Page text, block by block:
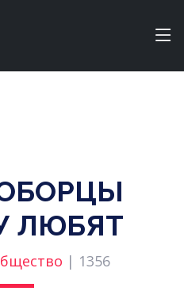
ЛЮБЯТ
| 1356